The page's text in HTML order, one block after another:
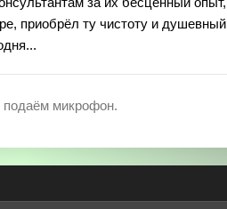
приобрёл ту чистоту и душевный
подаём микрофон.